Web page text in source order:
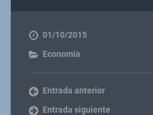
01/10/2015
Economía
Entrada anterior
Entrada siguiente